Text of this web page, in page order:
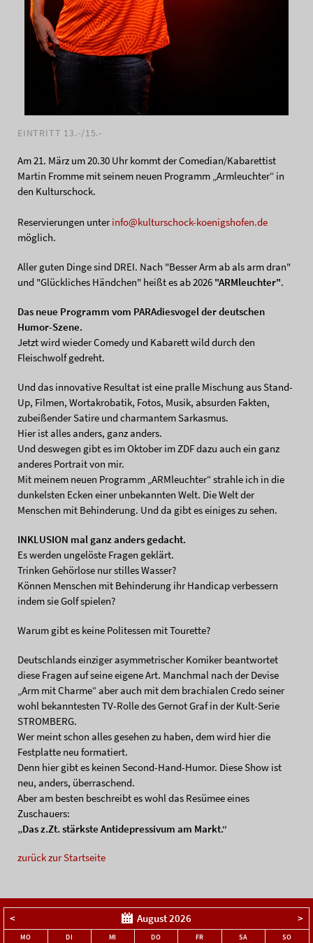
EINTRITT 13.-/15.-
Am 21. März um 20.30 Uhr kommt der Comedian/Kabarettist
Martin Fromme mit seinem neuen Programm „Armleuchter“ in
den Kulturschock.
Reservierungen unterinfo@kulturschock-koenigshofen.de
möglich.
Aller guten Dinge sind DREI. Nach "Besser Arm ab als arm dran"
und "Glückliches Händchen" heißt es ab 2026 "ARMleuchter".
Das neue Programm vom PARAdiesvogel der deutschen
Humor-Szene.
Jetzt wird wieder Comedy und Kabarett wild durch den
Fleischwolf gedreht.
Und das innovative Resultat ist eine pralle Mischung aus Stand-
Up, Filmen, Wortakrobatik, Fotos, Musik, absurden Fakten,
zubeißender Satire und charmantem Sarkasmus.
Hier ist alles anders, ganz anders.
Und deswegen gibt es im Oktober im ZDF dazu auch ein ganz
anderes Portrait von mir.
Mit meinem neuen Programm „ARMleuchter“ strahle ich in die
dunkelsten Ecken einer unbekannten Welt. Die Welt der
Menschen mit Behinderung. Und da gibt es einiges zu sehen.
INKLUSION mal ganz anders gedacht.
Es werden ungelöste Fragen geklärt.
Trinken Gehörlose nur stilles Wasser?
Können Menschen mit Behinderung ihr Handicap verbessern
indem sie Golf spielen?
Warum gibt es keine Politessen mit Tourette?
Deutschlands einziger asymmetrischer Komiker beantwortet
diese Fragen auf seine eigene Art. Manchmal nach der Devise
„Arm mit Charme“ aber auch mit dem brachialen Credo seiner
wohl bekanntesten TV-Rolle des Gernot Graf in der Kult-Serie
STROMBERG.
Wer meint schon alles gesehen zu haben, dem wird hier die
Festplatte neu formatiert.
Denn hier gibt es keinen Second-Hand-Humor. Diese Show ist
neu, anders, überraschend.
Aber am besten beschreibt es wohl das Resümee eines
Zuschauers:
„Das z.Zt. stärkste Antidepressivum am Markt.“
zurück zur Startseite
< August 2026 >
MONTAG DI MI DONNERSTAGFR SAMSTAG SO